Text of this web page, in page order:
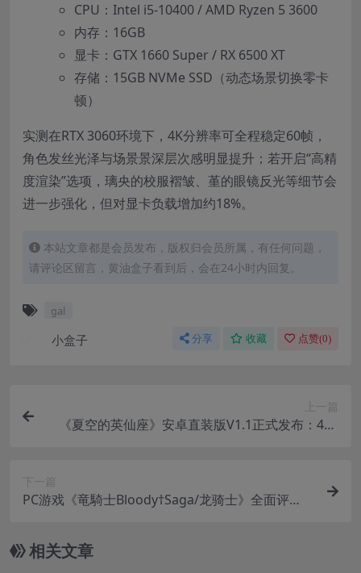
CPU：Intel i5-10400 / AMD Ryzen 5 3600
内存：16GB
显卡：GTX 1660 Super / RX 6500 XT
存储：15GB NVMe SSD（动态场景切换零卡
顿）
实测在RTX 3060环境下，4K分辨率可全程稳定60帧，
角色发丝光泽与场景景深层次感明显提升；若开启“高精
度渲染”选项，璃央的校服褶皱、堇的眼镜反光等细节会
进一步强化，但对显卡负载增加约18%。
本站文章都是会员发布，版权归会员所属，有任何问题，
请评论区留言，黄油盒子看到后，会在24小时内回复。
gal
小盒子 分享 收藏 点赞(0)
上一篇
《夏空的英仙座》安卓直装版V1.1正式发布：400
下一篇
PC游戏《竜騎士Bloody†Saga/龙骑士》全面评
相关文章